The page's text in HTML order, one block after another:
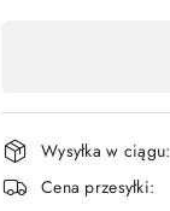
płatność
i
dostawa
Wysyłka w ciągu:
Cena przesyłki: